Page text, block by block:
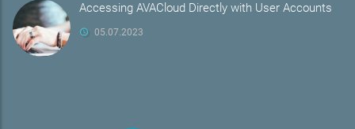
Accessing AVACloud Directly with User Accounts
05.07.2023